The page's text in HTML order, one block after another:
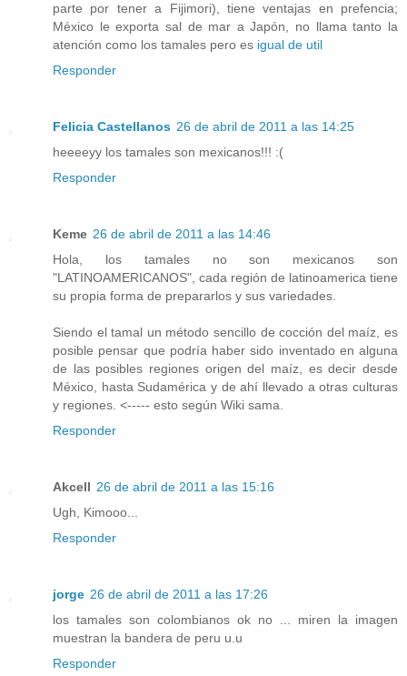
parte por tener a Fijimori), tiene ventajas en prefencia;
México le exporta sal de mar a Japón, no llama tanto la
atención como los tamales pero es igual de util
Responder
Felicia Castellanos 26 de abril de 2011 a las 14:25
heeeeyy los tamales son mexicanos!!! :(
Responder
Keme 26 de abril de 2011 a las 14:46
Hola, los tamales no son mexicanos son
"LATINOAMERICANOS", cada región de latinoamerica tiene
su propia forma de prepararlos y sus variedades.
Siendo el tamal un método sencillo de cocción del maíz, es
posible pensar que podría haber sido inventado en alguna
de las posibles regiones origen del maíz, es decir desde
México, hasta Sudamérica y de ahí llevado a otras culturas
y regiones. <----- esto según Wiki sama.
Responder
Akcell 26 de abril de 2011 a las 15:16
Ugh, Kimooo...
Responder
jorge 26 de abril de 2011 a las 17:26
los tamales son colombianos ok no ... miren la imagen
muestran la bandera de peru u.u
Responder